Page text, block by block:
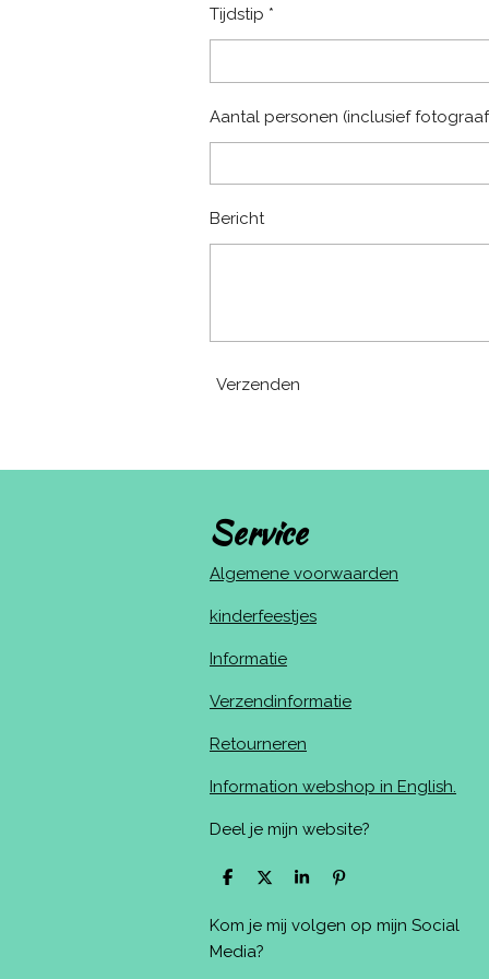
Tijdstip *
Aantal personen (inclusief
Bericht
Verzenden
Service
Algemene voorwaarden
kinderfeestjes
Informatie
Verzendinformatie
Retourneren
Information webshop in English.
Deel je mijn website?
D
e
n
D
l
S
r
P
n
Kom je mij volgen op mijn Social
Media?